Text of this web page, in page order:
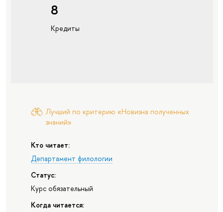
8
Кредиты
Лучший по критерию «Новизна полученных
знаний»
Кто читает:
Департамент филологии
Статус:
Курс обязательный
Когда читается: